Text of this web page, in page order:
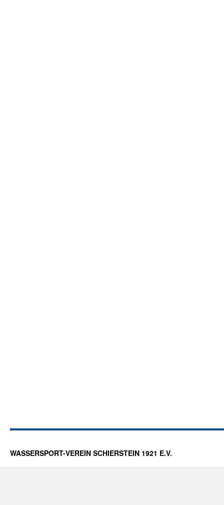
WASSERSPORT-VEREIN SCHIERSTEIN 1921 E.V.